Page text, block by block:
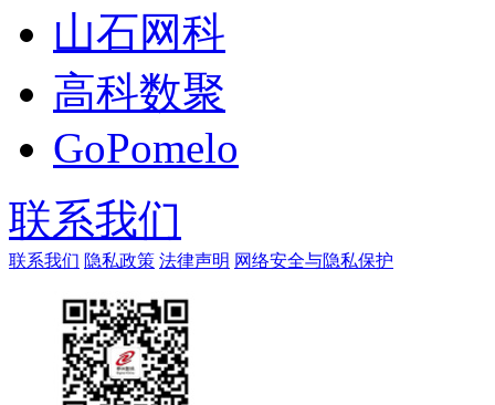
山石网科
高科数聚
GoPomelo
联系我们
联系我们 隐私政策 法律声明 网络安全与隐私保护